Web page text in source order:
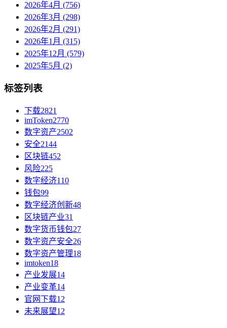
2026年4月 (756)
2026年3月 (298)
2026年2月 (291)
2026年1月 (315)
2025年12月 (579)
2025年5月 (2)
标签列表
下载2821
imToken2770
数字资产2502
安全2144
区块链452
风险225
数字经济110
钱包99
数字经济创新48
区块链产业31
数字货币钱包27
数字资产安全26
数字资产管理18
imtoken18
产业发展14
产业变革14
官网下载12
未来展望12